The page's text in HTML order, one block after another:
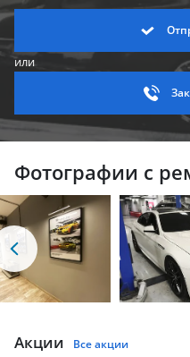
или
Фотографии с
Акции Все акции